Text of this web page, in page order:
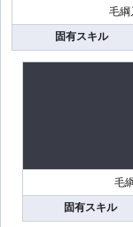
毛綱
固有スキル
毛
固有スキル